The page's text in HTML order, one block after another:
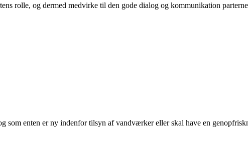
rolle, og dermed medvirke til den gode dialog og kommunikation
som enten er ny indenfor tilsyn af vandværker eller skal have en